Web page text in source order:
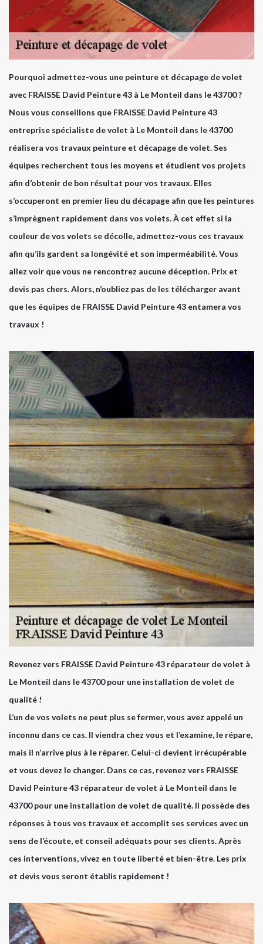
Pourquoi admettez-vous une peinture et décapage de volet
avec FRAISSE David Peinture 43 à Le Monteil dans le 43700 ?
Nous vous conseillons que FRAISSE David Peinture 43
entreprise spécialiste de volet à Le Monteil dans le 43700
réalisera vos travaux peinture et décapage de volet. Ses
équipes recherchent tous les moyens et étudient vos projets
afin d’obtenir de bon résultat pour vos travaux. Elles
s’occuperont en premier lieu du décapage afin que les peintures
s’imprègnent rapidement dans vos volets. À cet effet si la
couleur de vos volets se décolle, admettez-vous ces travaux
afin qu’ils gardent sa longévité et son imperméabilité. Vous
allez voir que vous ne rencontrez aucune déception. Prix et
devis pas chers. Alors, n’oubliez pas de les télécharger avant
que les équipes de FRAISSE David Peinture 43 entamera vos
travaux !
Revenez vers FRAISSE David Peinture 43 réparateur de volet à
Le Monteil dans le 43700 pour une installation de volet de
qualité !
L’un de vos volets ne peut plus se fermer, vous avez appelé un
inconnu dans ce cas. Il viendra chez vous et l’examine, le répare,
mais il n’arrive plus à le réparer. Celui-ci devient irrécupérable
et vous devez le changer. Dans ce cas, revenez vers FRAISSE
David Peinture 43 réparateur de volet à Le Monteil dans le
43700 pour une installation de volet de qualité. Il possède des
réponses à tous vos travaux et accomplit ses services avec un
sens de l’écoute, et conseil adéquats pour ses clients. Après
ces interventions, vivez en toute liberté et bien-être. Les prix
et devis vous seront établis rapidement !